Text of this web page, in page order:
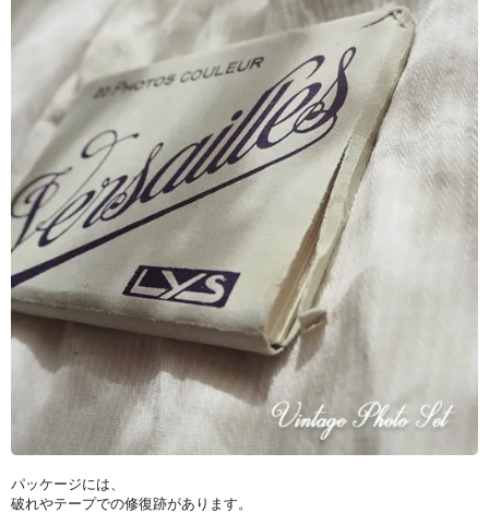
パッケージには、
破れやテープでの修復跡があります。